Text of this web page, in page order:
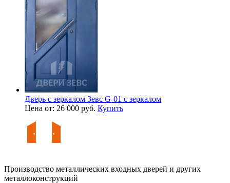
Дверь с зеркалом Зевс G-01 с зеркалом
Цена от: 26 000 руб. Купить
Производство металлических входных дверей и других
металлоконструкций